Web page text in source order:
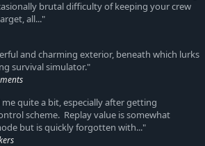
brutal difficulty of keeping your crew
all..."
and charming exterior, beneath which lurks
survival simulator."
quite a bit, especially after getting
scheme. Replay value is somewhat
but is quickly forgotten with..."